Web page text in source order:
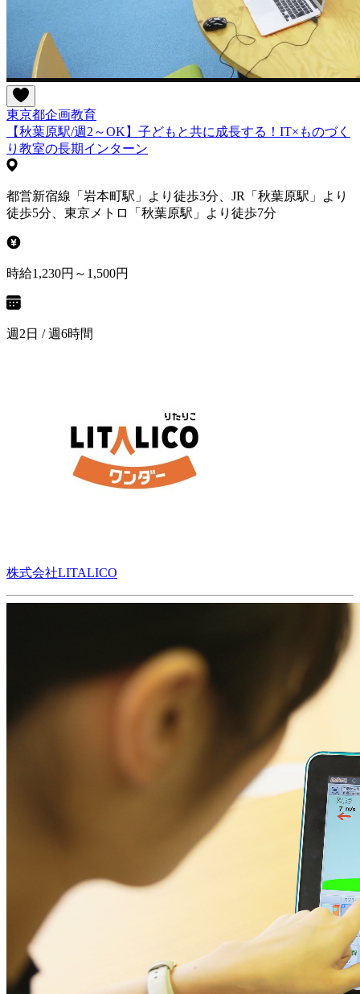
東京都企画教育
【秋葉原駅/週2～OK】子どもと共に成長する！IT×ものづく
り教室の長期インターン
都営新宿線「岩本町駅」より徒歩3分、JR「秋葉原駅」より
徒歩5分、東京メトロ「秋葉原駅」より徒歩7分
時給1,230円～1,500円
週2日 / 週6時間
株式会社LITALICO